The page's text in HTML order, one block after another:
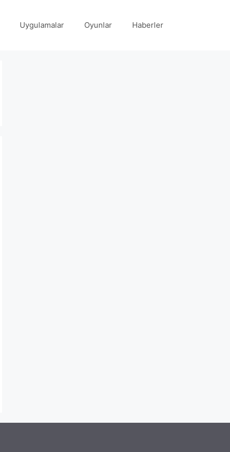
Uygulamalar Oyunlar Haberler